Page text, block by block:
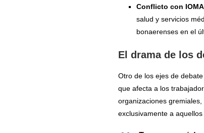
Conflicto con
salud y servicios
bonaerenses en el
El drama de los
Otro de los ejes de
que afecta a los
organizaciones
exclusivamente a